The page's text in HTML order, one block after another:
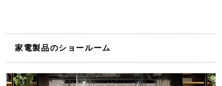
家電製品のショールーム